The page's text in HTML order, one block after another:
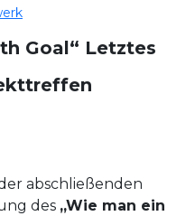
Goal“ Letztes
abschließenden
des „Wie man ein